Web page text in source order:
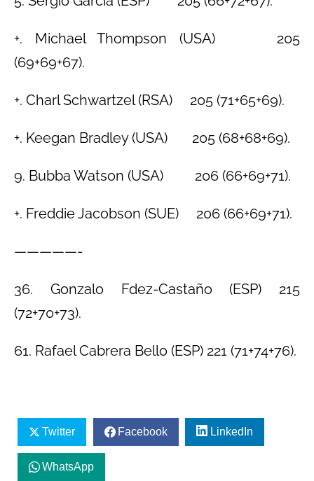
+. Michael Thompson (USA) 205
(69+69+67).
+. Charl Schwartzel (RSA) 205 (71+65+69).
+. Keegan Bradley (USA) 205 (68+68+69).
9. Bubba Watson (USA) 206 (66+69+71).
+. Freddie Jacobson (SUE) 206 (66+69+71).
—————-
36. Gonzalo Fdez-Castaño (ESP) 215
(72+70+73).
61. Rafael Cabrera Bello (ESP) 221 (71+74+76).
Twitter Facebook LinkedIn
WhatsApp